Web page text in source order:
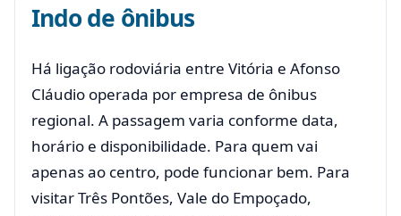
Indo de ônibus
Há ligação rodoviária entre Vitória e Afonso
Cláudio operada por empresa de ônibus
regional. A passagem varia conforme data,
horário e disponibilidade. Para quem vai
apenas ao centro, pode funcionar bem. Para
visitar Três Pontões, Vale do Empoçado,